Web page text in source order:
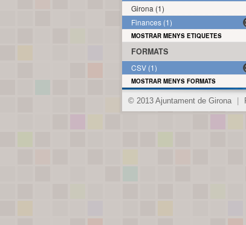
Girona (1)
Finances (1)
MOSTRAR MENYS ETIQUETES
FORMATS
CSV (1)
MOSTRAR MENYS FORMATS
© 2013 Ajuntament de Girona